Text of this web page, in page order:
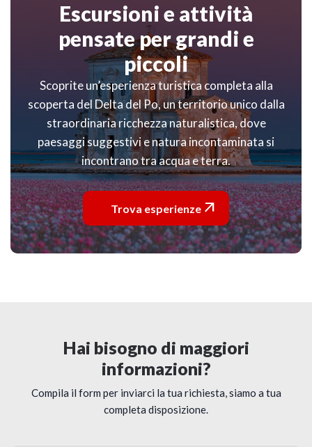
Escursioni e attività
pensate per grandi e
piccoli
Scoprite un’esperienza turistica completa alla
scoperta del Delta del Po, un territorio unico dalla
straordinaria ricchezza naturalistica, dove
paesaggi suggestivi e natura incontaminata si
incontrano tra acqua e terra.
Trova esperienze 
Hai bisogno di maggiori
informazioni?
Compila il form per inviarci la tua richiesta, siamo a tua
completa disposizione.